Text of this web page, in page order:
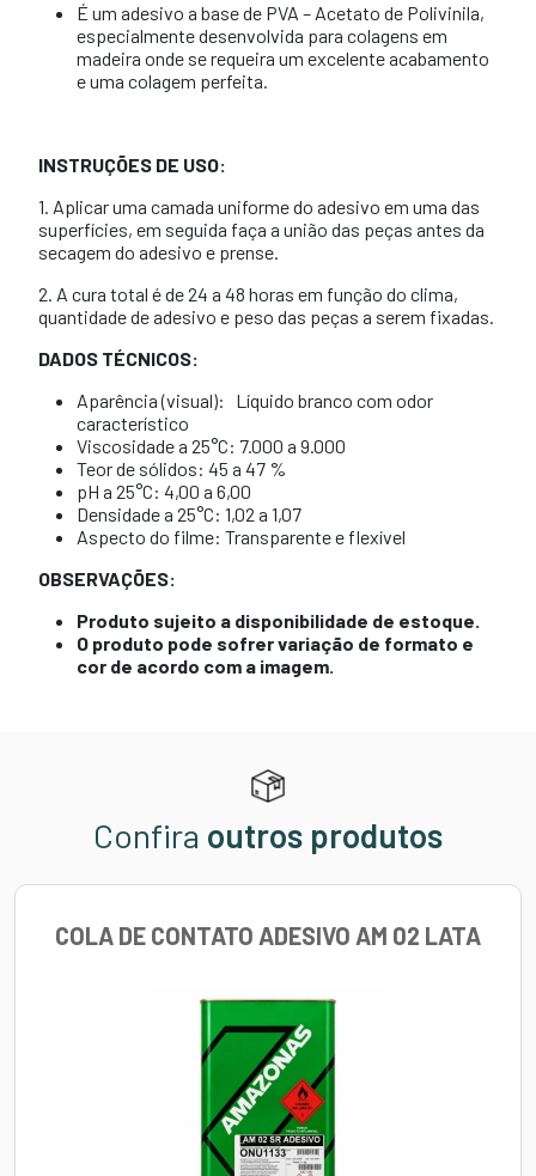
É um adesivo a base de PVA – Acetato de Polivinila,
especialmente desenvolvida para colagens em
madeira onde se requeira um excelente acabamento
e uma colagem perfeita.
INSTRUÇÕES DE USO:
1. Aplicar uma camada uniforme do adesivo em uma das
superfícies, em seguida faça a união das peças antes da
secagem do adesivo e prense.
2. A cura total é de 24 a 48 horas em função do clima,
quantidade de adesivo e peso das peças a serem fixadas.
DADOS TÉCNICOS:
Aparência (visual): Líquido branco com odor
característico
Viscosidade a 25°C: 7.000 a 9.000
Teor de sólidos: 45 a 47 %
pH a 25°C: 4,00 a 6,00
Densidade a 25°C: 1,02 a 1,07
Aspecto do filme: Transparente e flexível
OBSERVAÇÕES:
Produto sujeito a disponibilidade de estoque.
O produto pode sofrer variação de formato e
cor de acordo com a imagem.
Confira outros produtos
COLA DE CONTATO ADESIVO AM 02 LATA